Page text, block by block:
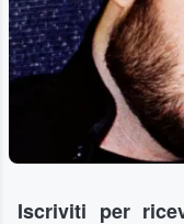
Iscriviti per